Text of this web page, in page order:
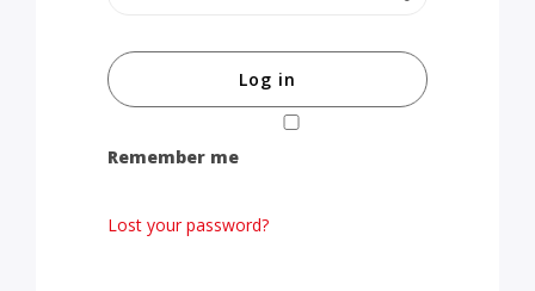
Log in
Remember me
Lost your password?